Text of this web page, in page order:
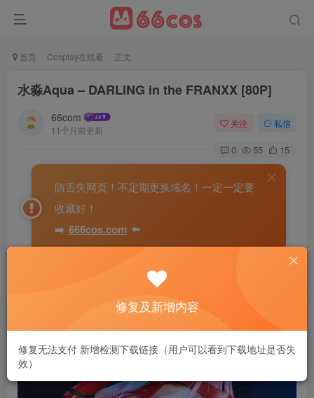
首页 Cosplay在线看 正文
水淼Aqua – DARLING in the FRANXX [80P]
66com
11个月前更新
关注 私信
0 55 15
防丢失网页！不定期更换域名！一定一定要
收藏好！
➡️ 666cos.com ⬅️
修复及新增内容
修复无法支付 新增检测下载链接（用户可以看到下载地址是否失
效）